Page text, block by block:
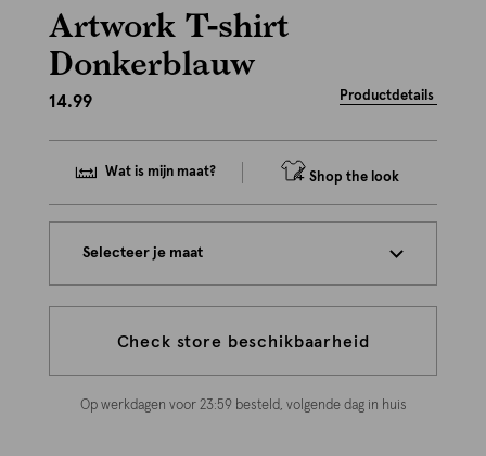
Artwork T-shirt
Donkerblauw
14.99 Productdetails
Wat is mijn maat? Shop the look
Selecteer je maat
Check store beschikbaarheid
Op werkdagen voor 23:59 besteld, volgende dag in huis